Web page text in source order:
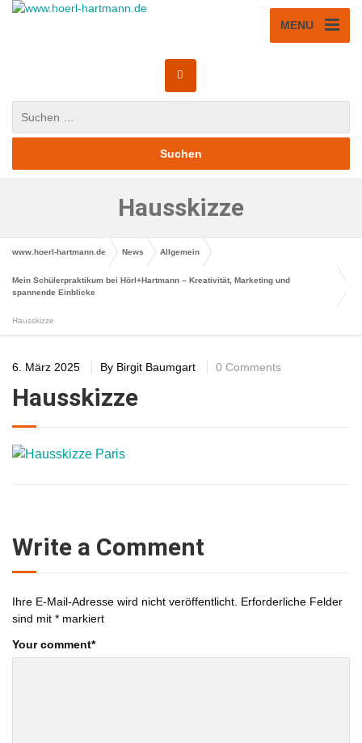
MENU
Hausskizze
www.hoerl-hartmann.de News Allgemein
Mein Schülerpraktikum bei Hörl+Hartmann – Kreativität, Marketing und
spannende Einblicke
Hausskizze
6. März 2025 By Birgit Baumgart 0 Comments
Hausskizze
Write a Comment
Ihre E-Mail-Adresse wird nicht veröffentlicht. Erforderliche Felder
sind mit * markiert
Your comment*